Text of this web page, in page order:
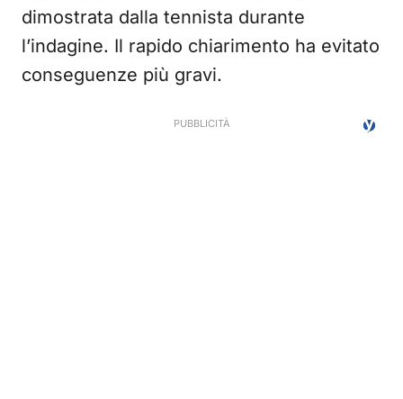
dimostrata dalla tennista durante
l’indagine. Il rapido chiarimento ha evitato
conseguenze più gravi.